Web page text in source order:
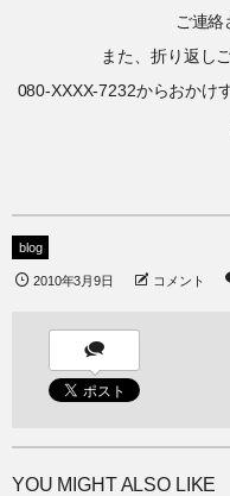
ご連絡
また、折り返し
080-XXXX-7232からおかけ
blog
2010年3月9日 コメント
YOU MIGHT ALSO LIKE